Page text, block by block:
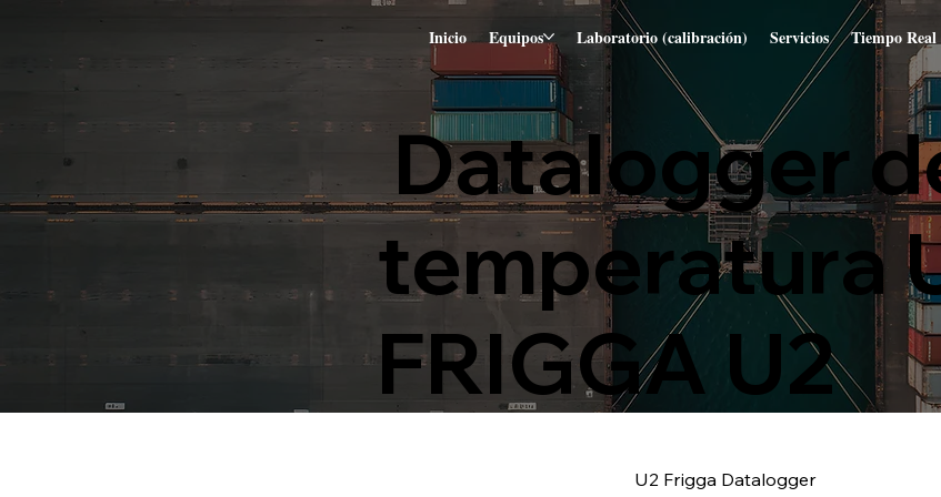
Inicio Equipos Laboratorio (calibración) Servicios Tiempo
Datalogger
temperatura
FRIGGA U2​
U2 Frigga Datalogger